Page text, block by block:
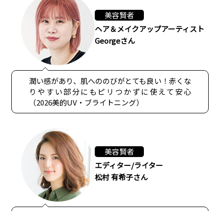
美容賢者
ヘア＆メイクアップアーティスト
Georgeさん
潤い感があり、肌へののびがとても良い！赤くな
りやすい部分にもピリつかずに使えて安心
（2026美的UV・ブライトニング）
美容賢者
エディター/ライター
松村 有希子さん